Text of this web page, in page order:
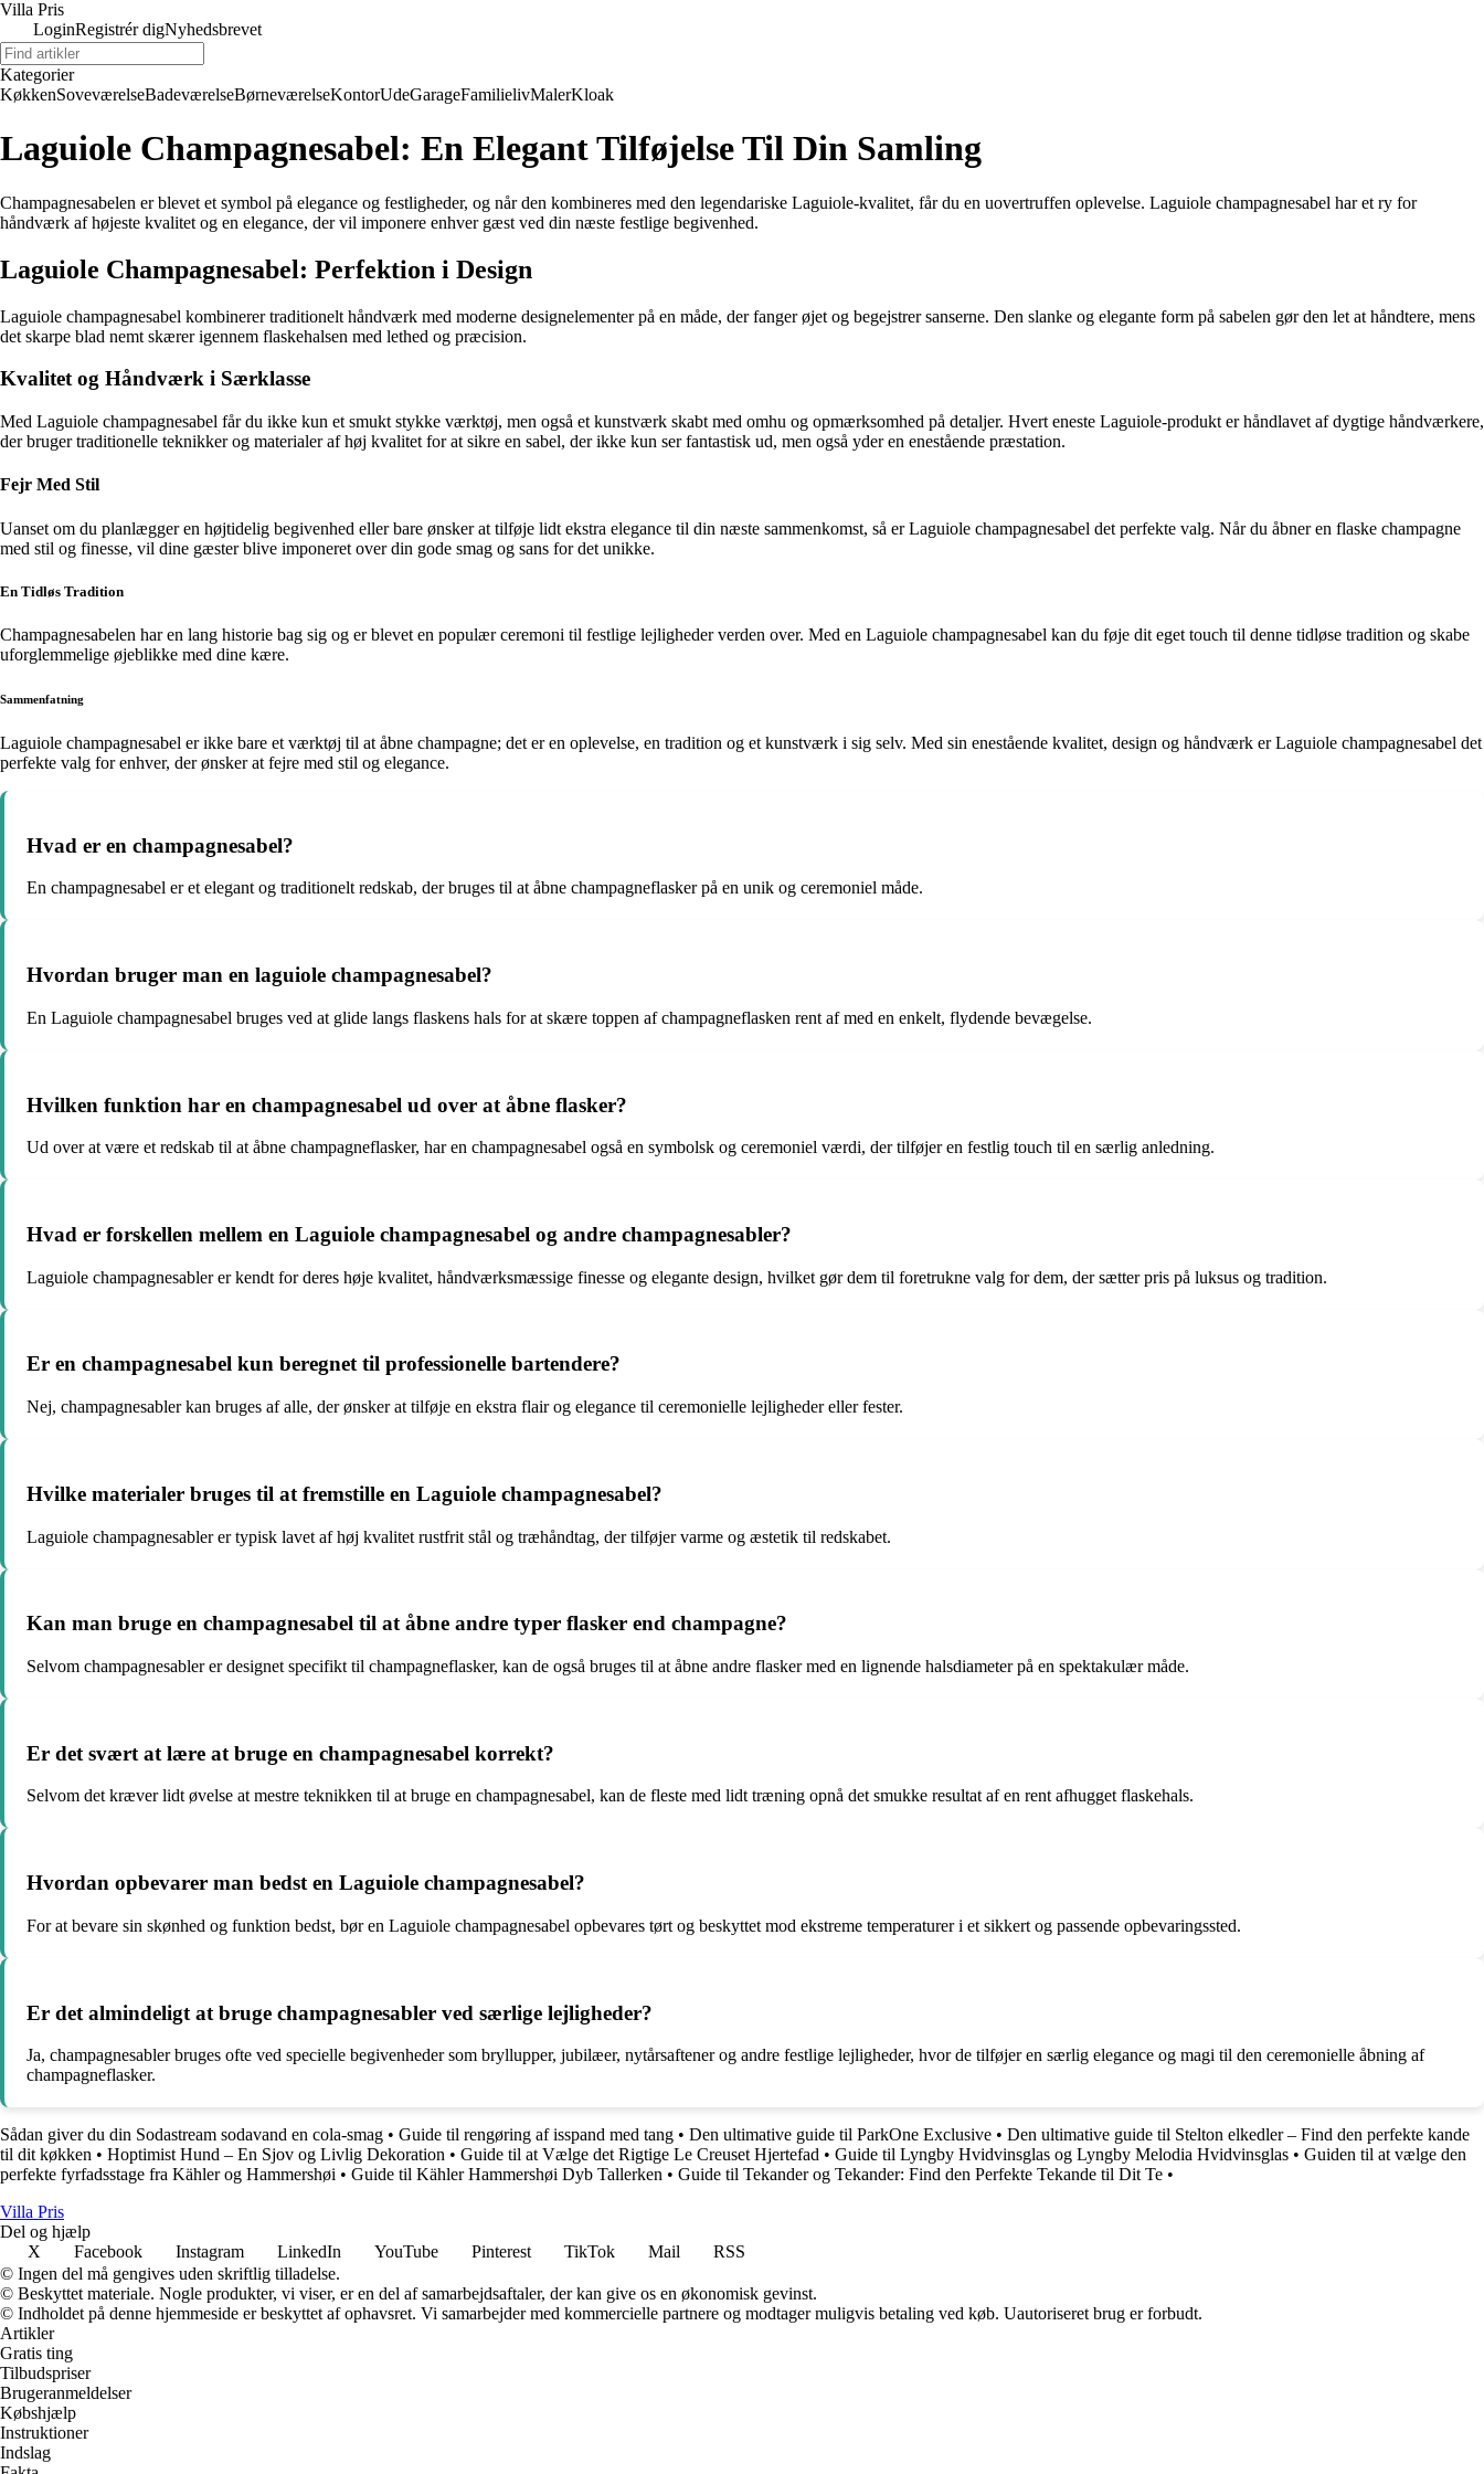
Villa Pris
LoginRegistrér digNyhedsbrevet
Kategorier
KøkkenSoveværelseBadeværelseBørneværelseKontorUdeGarageFamilielivMalerKloak
Laguiole Champagnesabel: En Elegant Tilføjelse Til Din Samling
Champagnesabelen er blevet et symbol på elegance og festligheder, og når den kombineres med den legendariske Laguiole-kvalitet, får du en uovertruffen oplevelse. Laguiole champagnesabel har et ry for
håndværk af højeste kvalitet og en elegance, der vil imponere enhver gæst ved din næste festlige begivenhed.
Laguiole Champagnesabel: Perfektion i Design
Laguiole champagnesabel kombinerer traditionelt håndværk med moderne designelementer på en måde, der fanger øjet og begejstrer sanserne. Den slanke og elegante form på sabelen gør den let at håndtere, mens
det skarpe blad nemt skærer igennem flaskehalsen med lethed og præcision.
Kvalitet og Håndværk i Særklasse
Med Laguiole champagnesabel får du ikke kun et smukt stykke værktøj, men også et kunstværk skabt med omhu og opmærksomhed på detaljer. Hvert eneste Laguiole-produkt er håndlavet af dygtige håndværkere,
der bruger traditionelle teknikker og materialer af høj kvalitet for at sikre en sabel, der ikke kun ser fantastisk ud, men også yder en enestående præstation.
Fejr Med Stil
Uanset om du planlægger en højtidelig begivenhed eller bare ønsker at tilføje lidt ekstra elegance til din næste sammenkomst, så er Laguiole champagnesabel det perfekte valg. Når du åbner en flaske champagne
med stil og finesse, vil dine gæster blive imponeret over din gode smag og sans for det unikke.
En Tidløs Tradition
Champagnesabelen har en lang historie bag sig og er blevet en populær ceremoni til festlige lejligheder verden over. Med en Laguiole champagnesabel kan du føje dit eget touch til denne tidløse tradition og skabe
uforglemmelige øjeblikke med dine kære.
Sammenfatning
Laguiole champagnesabel er ikke bare et værktøj til at åbne champagne; det er en oplevelse, en tradition og et kunstværk i sig selv. Med sin enestående kvalitet, design og håndværk er Laguiole champagnesabel det
perfekte valg for enhver, der ønsker at fejre med stil og elegance.
Hvad er en champagnesabel?
En champagnesabel er et elegant og traditionelt redskab, der bruges til at åbne champagneflasker på en unik og ceremoniel måde.
Hvordan bruger man en laguiole champagnesabel?
En Laguiole champagnesabel bruges ved at glide langs flaskens hals for at skære toppen af ​​champagneflasken rent af med en enkelt, flydende bevægelse.
Hvilken funktion har en champagnesabel ud over at åbne flasker?
Ud over at være et redskab til at åbne champagneflasker, har en champagnesabel også en symbolsk og ceremoniel værdi, der tilføjer en festlig touch til en særlig anledning.
Hvad er forskellen mellem en Laguiole champagnesabel og andre champagnesabler?
Laguiole champagnesabler er kendt for deres høje kvalitet, håndværksmæssige finesse og elegante design, hvilket gør dem til foretrukne valg for dem, der sætter pris på luksus og tradition.
Er en champagnesabel kun beregnet til professionelle bartendere?
Nej, champagnesabler kan bruges af alle, der ønsker at tilføje en ekstra flair og elegance til ceremonielle lejligheder eller fester.
Hvilke materialer bruges til at fremstille en Laguiole champagnesabel?
Laguiole champagnesabler er typisk lavet af høj kvalitet rustfrit stål og træhåndtag, der tilføjer varme og æstetik til redskabet.
Kan man bruge en champagnesabel til at åbne andre typer flasker end champagne?
Selvom champagnesabler er designet specifikt til champagneflasker, kan de også bruges til at åbne andre flasker med en lignende halsdiameter på en spektakulær måde.
Er det svært at lære at bruge en champagnesabel korrekt?
Selvom det kræver lidt øvelse at mestre teknikken til at bruge en champagnesabel, kan de fleste med lidt træning opnå det smukke resultat af en rent afhugget flaskehals.
Hvordan opbevarer man bedst en Laguiole champagnesabel?
For at bevare sin skønhed og funktion bedst, bør en Laguiole champagnesabel opbevares tørt og beskyttet mod ekstreme temperaturer i et sikkert og passende opbevaringssted.
Er det almindeligt at bruge champagnesabler ved særlige lejligheder?
Ja, champagnesabler bruges ofte ved specielle begivenheder som bryllupper, jubilæer, nytårsaftener og andre festlige lejligheder, hvor de tilføjer en særlig elegance og magi til den ceremonielle åbning af
champagneflasker.
Sådan giver du din Sodastream sodavand en cola-smag • Guide til rengøring af isspand med tang • Den ultimative guide til ParkOne Exclusive • Den ultimative guide til Stelton elkedler – Find den perfekte kande
til dit køkken • Hoptimist Hund – En Sjov og Livlig Dekoration • Guide til at Vælge det Rigtige Le Creuset Hjertefad • Guide til Lyngby Hvidvinsglas og Lyngby Melodia Hvidvinsglas • Guiden til at vælge den
perfekte fyrfadsstage fra Kähler og Hammershøi • Guide til Kähler Hammershøi Dyb Tallerken • Guide til Tekander og Tekander: Find den Perfekte Tekande til Dit Te •
Villa Pris
Del og hjælp
X
Facebook Instagram LinkedIn YouTube Pinterest TikTok Mail
RSS
© Ingen del må gengives uden skriftlig tilladelse.
© Beskyttet materiale. Nogle produkter, vi viser, er en del af samarbejdsaftaler, der kan give os en økonomisk gevinst.
© Indholdet på denne hjemmeside er beskyttet af ophavsret. Vi samarbejder med kommercielle partnere og modtager muligvis betaling ved køb. Uautoriseret brug er forbudt.
Artikler
Gratis ting
Tilbudspriser
Brugeranmeldelser
Købshjælp
Instruktioner
Indslag